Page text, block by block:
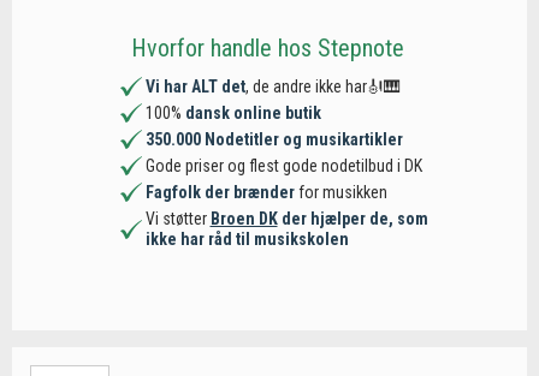
Hvorfor handle hos Stepnote
Vi har ALT det, de andre ikke har🎻🎹
100% dansk online butik
350.000 Nodetitler og musikartikler
Gode priser og flest gode nodetilbud i DK
Fagfolk der brænderfor musikken
Vi støtter Broen DKder hjælper de, som
ikke har råd til musikskolen